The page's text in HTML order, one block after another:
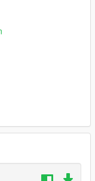
dlc-pack-v/